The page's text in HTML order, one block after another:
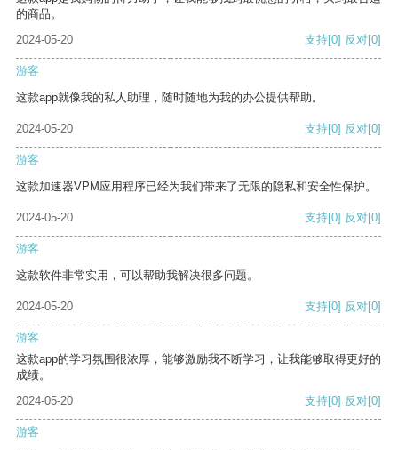
的商品。
2024-05-20
支持[0] 反对[0]
游客
这款app就像我的私人助理，随时随地为我的办公提供帮助。
2024-05-20 支持[0] 反对[0]
游客
这款加速器VPM应用程序已经为我们带来了无限的隐私和安全性保护。
2024-05-20 支持[0] 反对[0]
游客
这款软件非常实用，可以帮助我解决很多问题。
2024-05-20 支持[0] 反对[0]
游客
这款app的学习氛围很浓厚，能够激励我不断学习，让我能够取得更好的
成绩。
2024-05-20
支持[0] 反对[0]
游客